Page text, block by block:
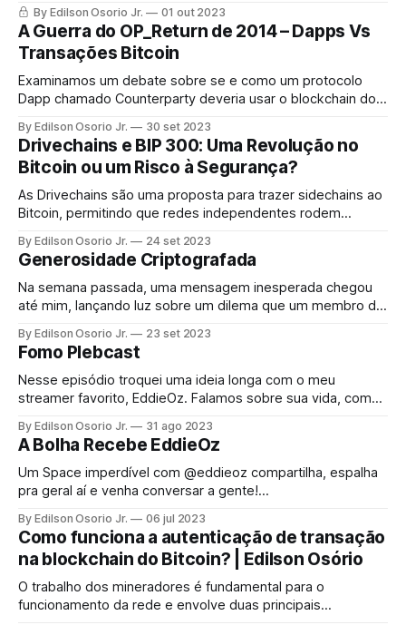
regulatórias até inovações tecnológicas, o mercado
testemunhou movimentos que podem ter implicações.
By Edilson Osorio Jr. 01 out 2023
A Guerra do OP_Return de 2014 – Dapps Vs
Transações Bitcoin
Examinamos um debate sobre se e como um protocolo
Dapp chamado Counterparty deveria usar o blockchain do
OP_Return". Explicamos o histórico do uso do OP_Return e
sidechains no Bitcoin.
By Edilson Osorio Jr. 30 set 2023
Drivechains e BIP 300: Uma Revolução no
Bitcoin ou um Risco à Segurança?
As Drivechains são uma proposta para trazer sidechains ao
Bitcoin, permitindo que redes independentes rodem
ouvidos de quem quer ver o Bitcoin evoluir, certo? Vamos
explorar os prós e contras dessa tecnologia.
By Edilson Osorio Jr. 24 set 2023
Generosidade Criptografada
Na semana passada, uma mensagem inesperada chegou
até mim, lançando luz sobre um dilema que um membro da
A mensagem carregava um tom de esperança renovada,
uma chance de resgatar algo que parecia
irremediavelmente perdido.
By Edilson Osorio Jr. 23 set 2023
Fomo Plebcast
Nesse episódio troquei uma ideia longa com o meu
streamer favorito, EddieOz. Falamos sobre sua vida, como
começou a programar e mais um monte de coisas. obs: O
nome do episódio é uma referência ao programa do Eddie,
Morning Crypto e
By Edilson Osorio Jr. 31 ago 2023
A Bolha Recebe EddieOz
Um Space imperdível com @eddieoz compartilha, espalha
pra geral aí e venha conversar a gente!
(@Jeff_Planeta) July 5, 2023 Neste spaces falamos um
pouco sobre a minha jornada e sobre plataformas que
ajudam a preservar a liberdade
By Edilson Osorio Jr. 06 jul 2023
Como funciona a autenticação de transação
na blockchain do Bitcoin? | Edilson Osório
O trabalho dos mineradores é fundamental para o
funcionamento da rede e envolve duas principais